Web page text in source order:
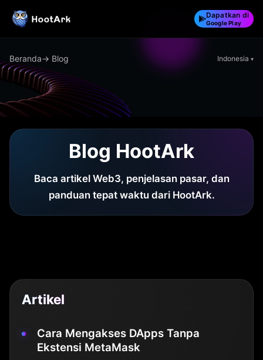
Dapatkan di
Google Play
Beranda→ Blog Indonesia
Blog HootArk
Baca artikel Web3, penjelasan pasar, dan
panduan tepat waktu dari HootArk.
Artikel
Cara Mengakses DApps Tanpa
Ekstensi MetaMask